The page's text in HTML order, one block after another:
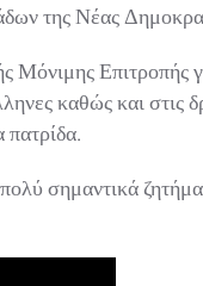
της Νέας
Μόνιμης Επιτροπής
καθώς και στις
σημαντικά